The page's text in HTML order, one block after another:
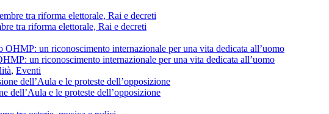
tra riforma elettorale, Rai e decreti
un riconoscimento internazionale per una vita dedicata all’uomo
, Eventi
dell’Aula e le proteste dell’opposizione